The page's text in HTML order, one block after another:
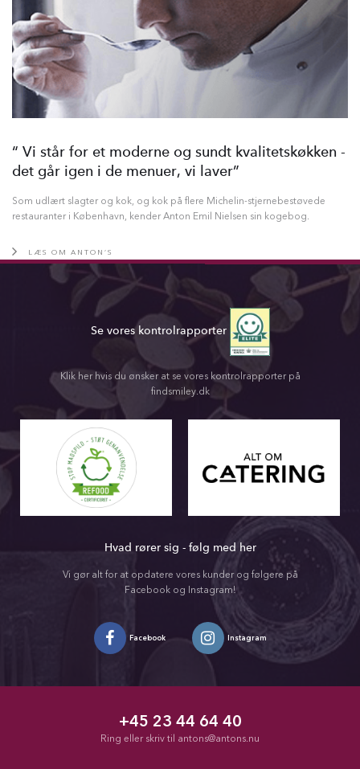
“ Vi står for et moderne og sundt kvalitetskøkken -
det går igen i de menuer, vi laver”
Som udlært slagter og kok, og kok på flere Michelin-stjernebestøvede
restauranter i København, kender Anton Emil Nielsen sin kogebog.
LÆS OM ANTON’S
Se vores kontrolrapporter
Klik her hvis du ønsker at se vores kontrolrapporter på
findsmiley.dk
Hvad rører sig - følg med her
Vi gør alt for at opdatere vores kunder og følgere på
Facebook og Instagram!
Facebook Instagram
+45 23 44 64 40
Ring eller skriv til antons@antons.nu